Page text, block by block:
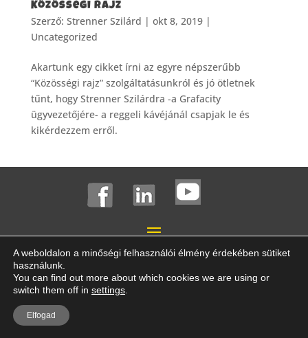
Közösségi rajz
Szerző: Strenner Szilárd | okt 8, 2019|
Uncategorized
Akartunk egy cikket írni az egyre népszerűbb
“Közösségi rajz” szolgáltatásunkról és jó ötletnek
tűnt, hogy Strenner Szilárdra -a Grafacity
ügyvezetőjére- a reggeli kávéjánál csapjak le és
kikérdezzem erről.
© 2026 Grafacity – Minden jog fenntartva! |Adatkezelési
tájékoztató
A weboldalon a minőségi felhasználói élmény érdekében sütiket
használunk.
You can find out more about which cookies we are using or
switch them off in settings
Elfogad